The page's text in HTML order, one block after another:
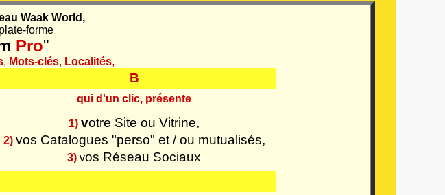
Waak World,
forme
Pro"
, Mots-clés, Localités,
B
qui d'un clic, présente
1) votre Site ou Vitrine,
2) vos Catalogues "perso" et / ou mutualisés,
3) vos Réseau Sociaux